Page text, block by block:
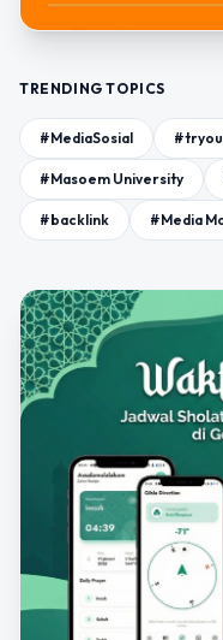
TRENDING TOPICS
#MediaSosial
#Masoem University
#backlink #Media